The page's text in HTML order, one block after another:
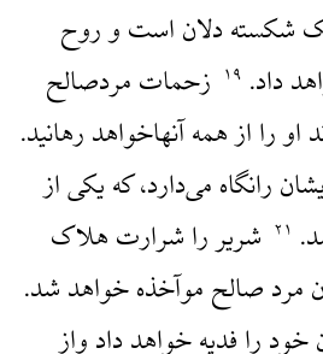
شکسته دلان است و روح
داد. ۱۹ زحمات مردصالح
را از همه آنهاخواهد رهانید.
رانگاه می‌دارد، که یکی از
۲۱ شریر را شرارت هلاک
مرد صالح موآخذه خواهد شد.